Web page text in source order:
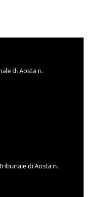
di Aosta n.
di Aosta n.